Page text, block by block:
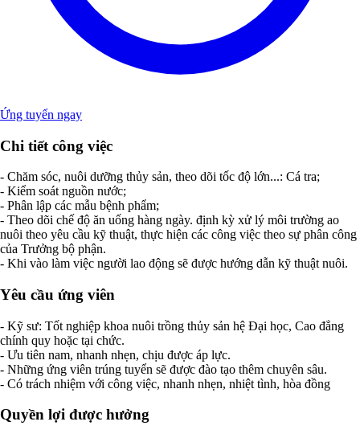
Ứng tuyển ngay
Chi tiết công việc
- Chăm sóc, nuôi dưỡng thủy sản, theo dõi tốc độ lớn...: Cá tra;
- Kiểm soát nguồn nước;
- Phân lập các mẫu bệnh phẩm;
- Theo dõi chế độ ăn uống hàng ngày. định kỳ xử lý môi trường ao
nuôi theo yêu cầu kỹ thuật, thực hiện các công việc theo sự phân công
của Trưởng bộ phận.
- Khi vào làm việc người lao động sẽ được hướng dẫn kỹ thuật nuôi.
Yêu cầu ứng viên
- Kỹ sư: Tốt nghiệp khoa nuôi trồng thủy sản hệ Đại học, Cao đẳng
chính quy hoặc tại chức.
- Ưu tiên nam, nhanh nhẹn, chịu được áp lực.
- Những ứng viên trúng tuyển sẽ được đào tạo thêm chuyên sâu.
- Có trách nhiệm với công việc, nhanh nhẹn, nhiệt tình, hòa đồng
Quyền lợi được hưởng